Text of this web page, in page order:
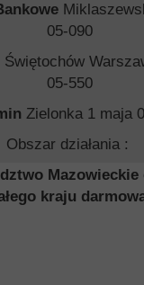
05-090
Świętochów
05-550
Zielonka 1 maja
Obszar działania :
Mazowieckie
kraju